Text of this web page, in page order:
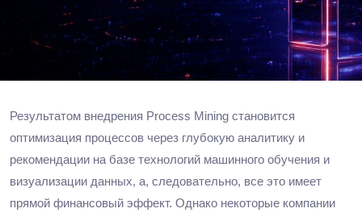
Результатом внедрения Process Mining становится
оптимизация процессов через глубокую аналитику и
рекомендации на базе технологий машинного обучения и
визуализации данных, а, следовательно, все это имеет
прямой финансовый эффект. Однако некоторые компании